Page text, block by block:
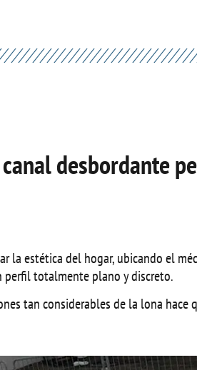
desbordante
la estética del hogar, ubicando el
perfil totalmente plano y discreto.
tan considerables de la lona hace